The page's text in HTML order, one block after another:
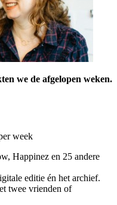
we de afgelopen weken.
week
Happinez en 25 andere
editie én het archief.
twee vrienden of